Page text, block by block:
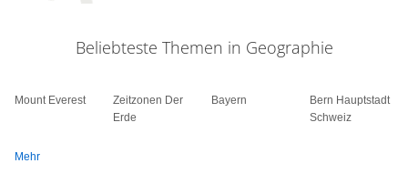
Beliebteste Themen in Geographie
Mount Everest
Zeitzonen Der
Erde
Bayern
Bern Hauptstadt
Schweiz
Mehr